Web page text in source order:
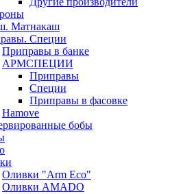
Матнакаш
Специи
Приправы в банке
АРМСПЕЦИИ
Приправы
Специи
Приправы в фасовке
Hamove
бобы
Оливки "Arm Eco"
Оливки AMADO